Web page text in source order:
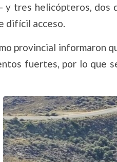
y tres helicópteros, dos
difícil acceso.
provincial informaron
fuertes, por lo que